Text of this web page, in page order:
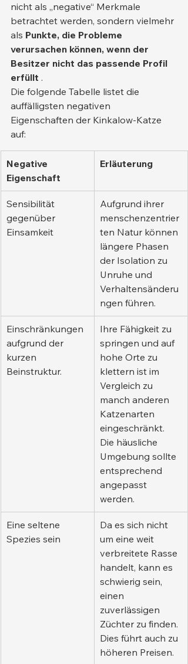
nicht als „negative“ Merkmale
betrachtet werden, sondern vielmehr
als Punkte, die Probleme
verursachen können, wenn der
Besitzer nicht das passende Profil
erfüllt .
Die folgende Tabelle listet die
auffälligsten negativen
Eigenschaften der Kinkalow-Katze
auf:
Negative
Eigenschaft
Erläuterung
Sensibilität
gegenüber
Einsamkeit
Aufgrund ihrer
menschenzentrier
ten Natur können
längere Phasen
der Isolation zu
Unruhe und
Verhaltensänderu
ngen führen.
Einschränkungen
aufgrund der
kurzen
Beinstruktur.
Ihre Fähigkeit zu
springen und auf
hohe Orte zu
klettern ist im
Vergleich zu
manch anderen
Katzenarten
eingeschränkt.
Die häusliche
Umgebung sollte
entsprechend
angepasst
werden.
Eine seltene
Spezies sein
Da es sich nicht
um eine weit
verbreitete Rasse
handelt, kann es
schwierig sein,
einen
zuverlässigen
Züchter zu finden.
Dies führt auch zu
höheren Preisen.